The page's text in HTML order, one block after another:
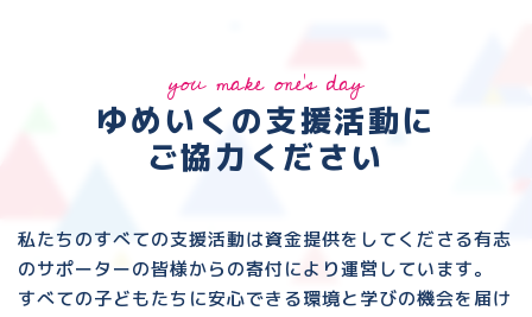
you make one's day
ゆめいくの支援活動に
ご協力ください
私たちのすべての支援活動は資金提供をしてくださる有志
のサポーターの皆様からの寄付により運営しています。
すべての子どもたちに安心できる環境と 学びの機会を届け